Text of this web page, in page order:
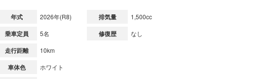
年式 2026年(R8) 排気量 1,500cc
乗車定員 5名 修復歴 なし
走行距離 10km
車体色 ホワイト